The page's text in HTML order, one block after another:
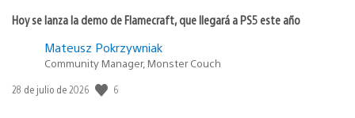
Hoy se lanza la demo de Flamecraft, que llegará a PS5 este año
Mateusz Pokrzywniak
Community Manager, Monster Couch
Fecha
28 de julio de 2026 6